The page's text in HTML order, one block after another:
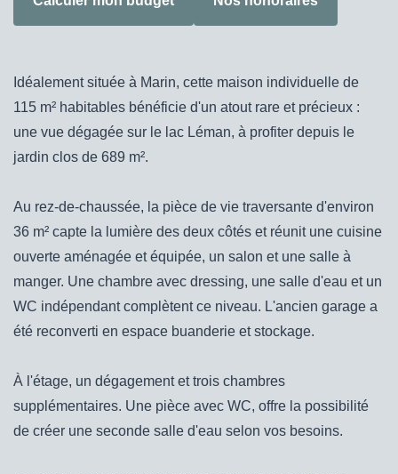
Idéalement située à Marin, cette maison individuelle de
115 m² habitables bénéficie d'un atout rare et précieux :
une vue dégagée sur le lac Léman, à profiter depuis le
jardin clos de 689 m².
Au rez-de-chaussée, la pièce de vie traversante d'environ
36 m² capte la lumière des deux côtés et réunit une cuisine
ouverte aménagée et équipée, un salon et une salle à
manger. Une chambre avec dressing, une salle d'eau et un
WC indépendant complètent ce niveau. L'ancien garage a
été reconverti en espace buanderie et stockage.
À l'étage, un dégagement et trois chambres
supplémentaires. Une pièce avec WC, offre la possibilité
de créer une seconde salle d'eau selon vos besoins.